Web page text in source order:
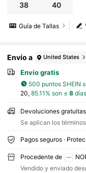
38 40
Guía de Tallas
Envío a United States
Envío gratis
500 puntos SHEIN
20, 85.11% son ≤ 8
Devoluciones
Se aplican los
Pagos seguros ·
Procedente de
Vendido y enviado